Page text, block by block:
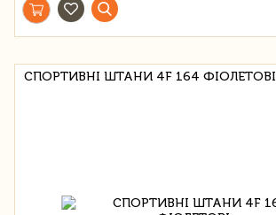
СПОРТИВНІ ШТАНИ 4F 164 ФІОЛЕТОВІ